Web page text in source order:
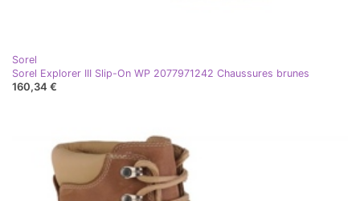
Sorel
Sorel Explorer III Slip-On WP 2077971242 Chaussures brunes
160,34 €